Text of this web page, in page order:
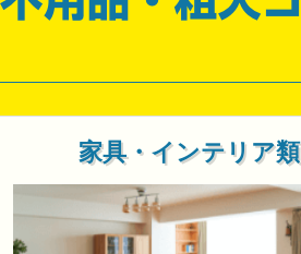
家具・インテリア類